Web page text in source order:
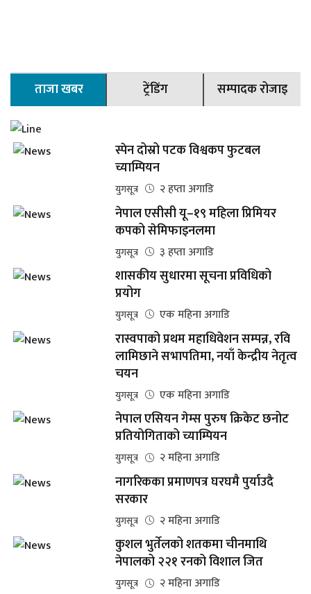
ताजा खबर ट्रेंडिंग सम्पादक रोजाइ
स्पेन दोस्रो पटक विश्वकप फुटबल
च्याम्पियन
युगसूत्र २ हप्ता अगाडि
नेपाल एसीसी यू–१९ महिला प्रिमियर
कपको सेमिफाइनलमा
युगसूत्र ३ हप्ता अगाडि
शासकीय सुधारमा सूचना प्रविधिको
प्रयोग
युगसूत्र एक महिना अगाडि
रास्वपाको प्रथम महाधिवेशन सम्पन्न, रवि
लामिछाने सभापतिमा, नयाँ केन्द्रीय नेतृत्व
चयन
युगसूत्र एक महिना अगाडि
नेपाल एसियन गेम्स पुरुष क्रिकेट छनोट
प्रतियोगिताको च्याम्पियन
युगसूत्र २ महिना अगाडि
नागरिकका प्रमाणपत्र घरघमै पुर्याउदै
सरकार
युगसूत्र २ महिना अगाडि
कुशल भुर्तेलको शतकमा चीनमाथि
नेपालको २२१ रनको विशाल जित
युगसूत्र २ महिना अगाडि